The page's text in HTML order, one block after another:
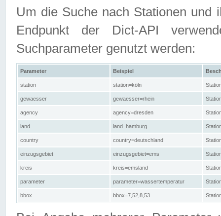
Um die Suche nach Stationen und
Endpunkt der Dict-API
Suchparameter genutzt werden:
Parameter Beispiel
station station=köln
gewaesser gewaesser=rhein
agency agency=dresden
land land=hamburg
country country=deutschland
einzugsgebiet einzugsgebiet=ems
kreis kreis=emsland
parameter parameter=wassertemperatur
bbox bbox=7,52,8,53